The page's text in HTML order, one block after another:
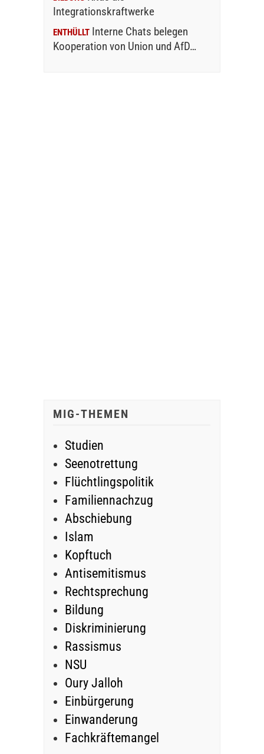
Integrationskraftwerke
ENTHÜLLT Interne Chats belegen
Kooperation von Union und AfD…
MIG-THEMEN
Studien
Seenotrettung
Flüchtlingspolitik
Familiennachzug
Abschiebung
Islam
Kopftuch
Antisemitismus
Rechtsprechung
Bildung
Diskriminierung
Rassismus
NSU
Oury Jalloh
Einbürgerung
Einwanderung
Fachkräftemangel